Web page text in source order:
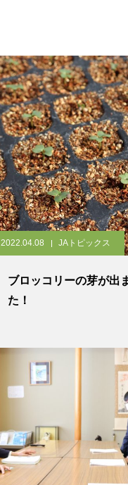
2022.04.08 JAトピックス
ブロッコリーの芽が出
た！